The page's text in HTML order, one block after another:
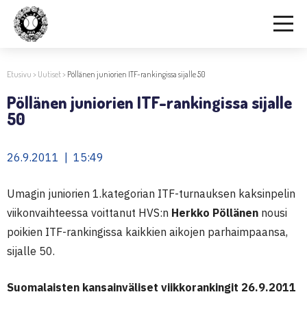
Etusivu > Uutiset> Pöllänen juniorien ITF-rankingissa sijalle 50
Pöllänen juniorien ITF-rankingissa sijalle
50
26.9.2011 | 15:49
Umagin juniorien 1.kategorian ITF-turnauksen kaksinpelin
viikonvaihteessa voittanut HVS:n Herkko Pöllänen nousi
poikien ITF-rankingissa kaikkien aikojen parhaimpaansa,
sijalle 50.
Suomalaisten kansainväliset viikkorankingit 26.9.2011